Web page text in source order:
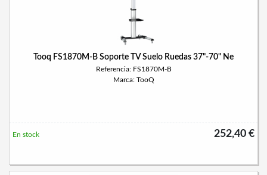
Tooq FS1870M-B Soporte TV Suelo Ruedas 37"-70" Ne
Referencia: FS1870M-B
Marca: TooQ
252,40 €
En stock